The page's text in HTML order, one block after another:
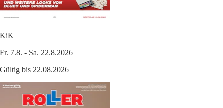
KiK
Fr. 7.8. - Sa. 22.8.2026
Gültig bis 22.08.2026